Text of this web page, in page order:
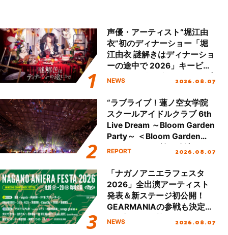
声優・アーティスト“堀江由
衣”初のディナーショー「堀
江由衣 謎解きはディナーショ
ーの途中で 2026」キービジ
ュアル＆グッズラインナップ
NEWS 2026.08.07
“ラブライブ！蓮ノ空女学院
スクールアイドルクラブ 6th
Live Dream ～Bloom Garden
Party～ ＜Bloom Garden
Party Stage／埼玉公演＞”
REPORT 2026.08.07
「ナガノアニエラフェスタ
2026」全出演アーティスト
発表＆新ステージ初公開！
GEARMANIAの参戦も決定
し、初となる第3ステージの
NEWS 2026.08.07